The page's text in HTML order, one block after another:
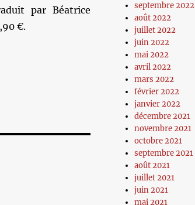
par Béatrice
€.
septembre 2022
août 2022
juillet 2022
juin 2022
mai 2022
avril 2022
mars 2022
février 2022
janvier 2022
décembre 2021
novembre 2021
octobre 2021
septembre 2021
août 2021
juillet 2021
juin 2021
mai 2021